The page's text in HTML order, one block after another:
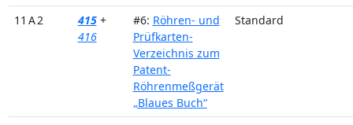
11 A 2 415 +
416
#6: Röhren- und
Prüfkarten-
Verzeichnis zum
Patent-
Röhrenmeßgerät
„Blaues Buch“
Standard